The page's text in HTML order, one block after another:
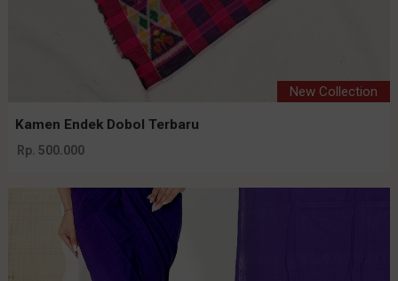
New Collection
Kamen Endek Dobol Terbaru
Rp. 500.000